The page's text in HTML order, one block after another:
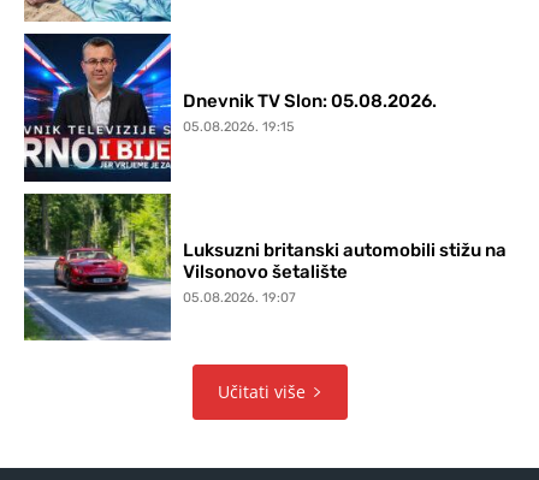
Dnevnik TV Slon: 05.08.2026.
05.08.2026. 19:15
Luksuzni britanski automobili stižu na
Vilsonovo šetalište
05.08.2026. 19:07
Učitati više